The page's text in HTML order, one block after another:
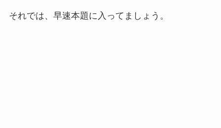
それでは、早速本題に入ってましょう。